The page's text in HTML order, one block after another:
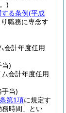
)
る条例(平成
職務に専念す
会計年度任用
当)
会計年度任用
手当)
第1項に規定す
時間」とい